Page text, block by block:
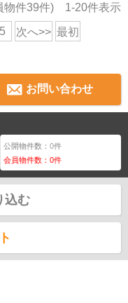
物件39件) 1-20件表示
5 次へ>> 最初
お問い合わせ
公開物件数：0件
会員物件数：0件
込む